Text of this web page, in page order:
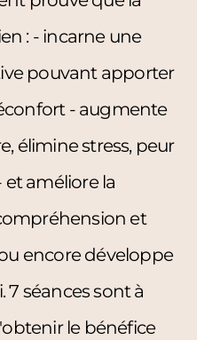
: - incarne une
pouvant apporter
- augmente
élimine stress, peur
améliore la
et
encore développe
7 séances sont à
le bénéfice